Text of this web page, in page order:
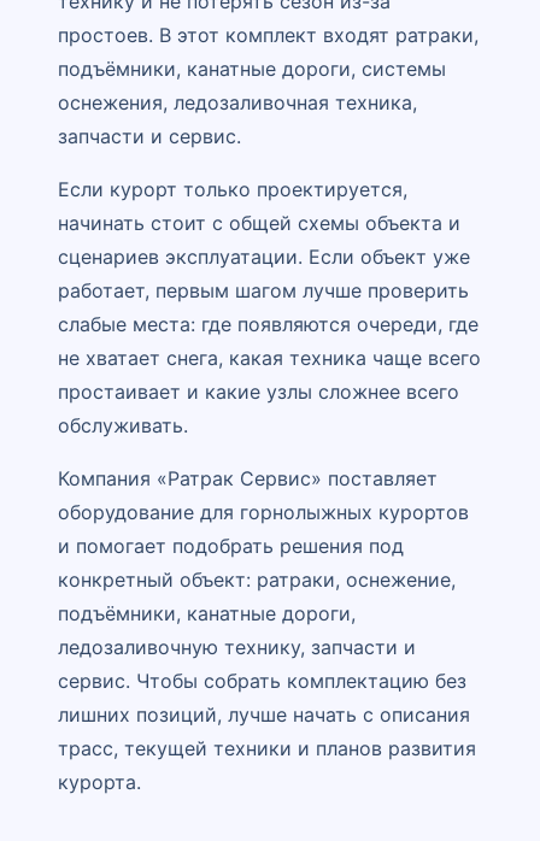
простоев. В этот комплект входят ратраки,
подъёмники, канатные дороги, системы
оснежения, ледозаливочная техника,
запчасти и сервис.
Если курорт только проектируется,
начинать стоит с общей схемы объекта и
сценариев эксплуатации. Если объект уже
работает, первым шагом лучше проверить
слабые места: где появляются очереди, где
не хватает снега, какая техника чаще всего
простаивает и какие узлы сложнее всего
обслуживать.
Компания «Ратрак Сервис» поставляет
оборудование для горнолыжных курортов
и помогает подобрать решения под
конкретный объект: ратраки, оснежение,
подъёмники, канатные дороги,
ледозаливочную технику, запчасти и
сервис. Чтобы собрать комплектацию без
лишних позиций, лучше начать с описания
трасс, текущей техники и планов развития
курорта.